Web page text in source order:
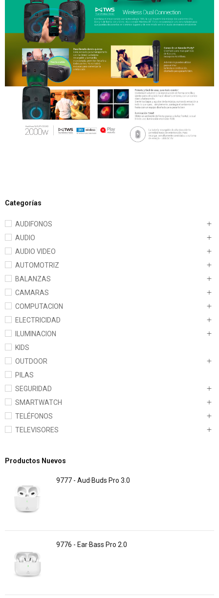
Categorías
AUDIFONOS
AUDIO
AUDIO VIDEO
AUTOMOTRIZ
BALANZAS
CAMARAS
COMPUTACION
ELECTRICIDAD
ILUMINACION
KIDS
OUTDOOR
PILAS
SEGURIDAD
SMARTWATCH
TELÉFONOS
TELEVISORES
Productos Nuevos
9777 - Aud·Buds Pro 3.0
9776 - Ear·Bass Pro 2.0